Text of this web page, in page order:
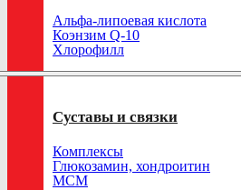
Альфа-липоевая кислота
Коэнзим Q-10
Хлорофилл
Суставы и связки
Комплексы
Глюкозамин, хондроитин
МСМ